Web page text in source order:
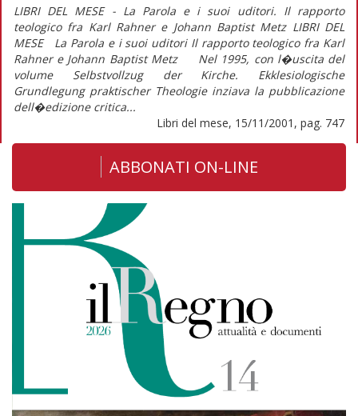
LIBRI DEL MESE - La Parola e i suoi uditori. Il rapporto
teologico fra Karl Rahner e Johann Baptist Metz LIBRI DEL
MESE La Parola e i suoi uditori Il rapporto teologico fra Karl
Rahner e Johann Baptist Metz Nel 1995, con l�uscita del
volume Selbstvollzug der Kirche. Ekklesiologische
Grundlegung praktischer Theologie inziava la pubblicazione
dell�edizione critica...
Libri del mese, 15/11/2001, pag. 747
ABBONATI ON-LINE